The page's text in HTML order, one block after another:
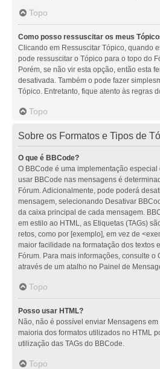
Topo
Como posso ressuscitar os meus
Clicando em Ressuscitar Tópico, quando
pode ressuscitar o Tópico para o topo do
Porém, se não vir esta opção, então esta
desativada. Também o pode fazer
Tópico. Entretanto, fique atento às regras
Topo
Sobre os Formatos e Tipos de
O que é BBCode?
O BBCode é uma implementação especial
usar BBCode nas mensagens é
Fórum. Adicionalmente, pode poderá
mensagem, selecionando Desativar
da caixa principal de cada mensagem.
em estilo ao HTML, as Etiquetas (TAGs)
retos, como por [exemplo], em vez de
maior facilidade na formatação dos textos
Fórum. Para mais informações, consulte o
através de um atalho no Painel de
Topo
Posso usar HTML?
Não, não é possível enviar Mensagens em
maioria dos formatos utilizados no HTML
utilização das TAGs do BBCode.
Topo